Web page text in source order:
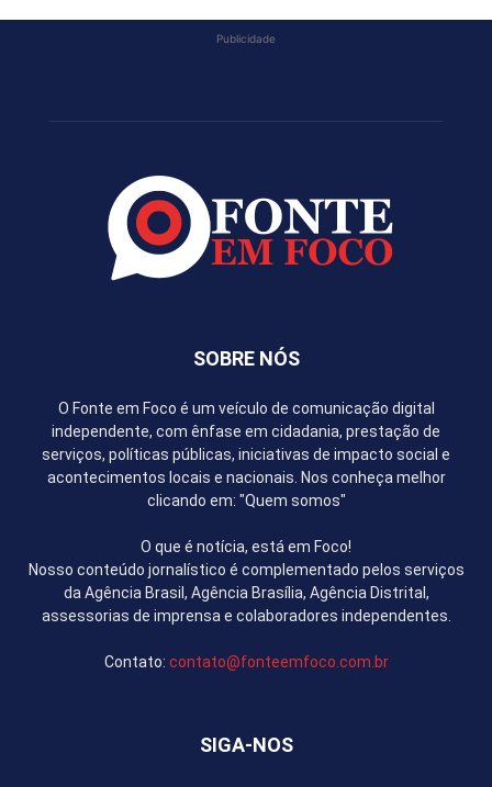
Publicidade
SOBRE NÓS
O Fonte em Foco é um veículo de comunicação digital
independente, com ênfase em cidadania, prestação de
serviços, políticas públicas, iniciativas de impacto social e
acontecimentos locais e nacionais. Nos conheça melhor
clicando em: "Quem somos"
O que é notícia, está em Foco!
Nosso conteúdo jornalístico é complementado pelos serviços
da Agência Brasil, Agência Brasília, Agência Distrital,
assessorias de imprensa e colaboradores independentes.
Contato: contato@fonteemfoco.com.br
SIGA-NOS